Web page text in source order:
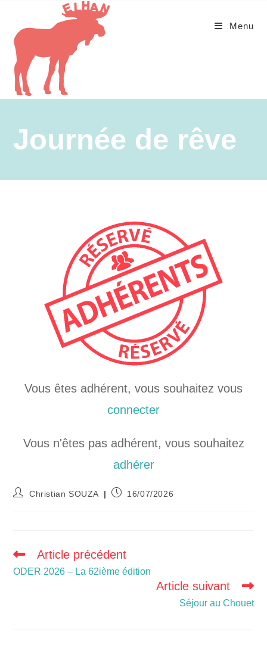
Menu
Journée de rêve
Vous êtes adhérent, vous souhaitez vous
connecter
Vous n'êtes pas adhérent, vous souhaitez
adhérer
Christian SOUZA 16/07/2026
Article précédent
ODER 2026 – La 62ième édition
Article suivant
Séjour au Chouet